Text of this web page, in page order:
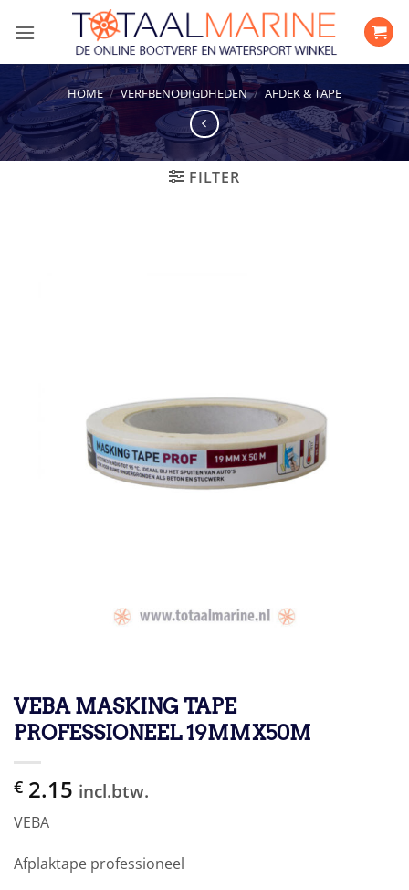
naar
HOME / VERFBENODIGDHEDEN / AFDEK & TAPE
FILTER
VEBA MASKING TAPE
PROFESSIONEEL 19MMX50M
€ 2.15 incl.btw.
VEBA
Afplaktape professioneel